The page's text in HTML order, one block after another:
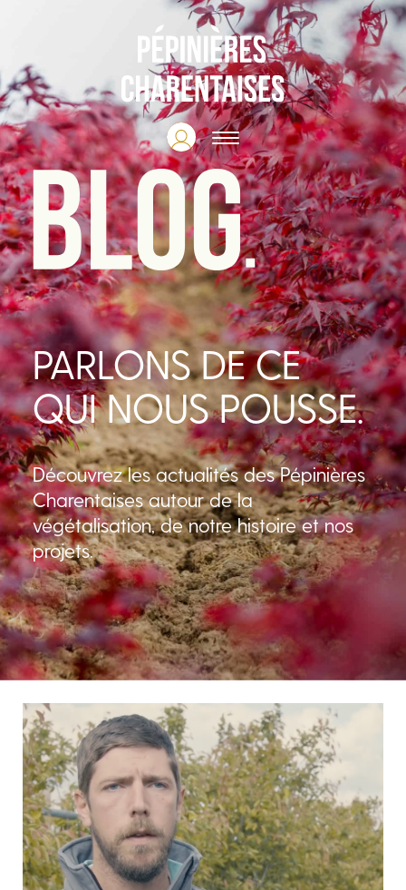
Mon espace pro
PARLONS DE CE
QUI NOUS POUSSE.
Découvrez les actualités des Pépinières
Charentaises autour de la
végétalisation, de notre histoire et nos
projets.